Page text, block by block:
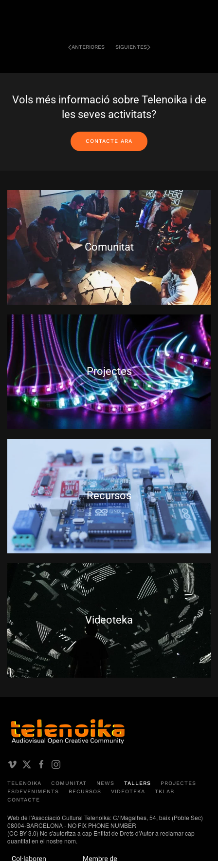
ANTERIORES SIGUIENTES
Vols més informació sobre Telenoika i de
les seves activitats?
CONTACTE ARA
Comunitat
Projectes
Recursos
Videoteka
TELENOIKA COMUNITAT NEWS TALLERS
PROJECTES
ESDEVENIMENTS
RECURSOS VIDEOTEKA
TKLAB
CONTACTE
Web de l'Associació Cultural Telenoika: C/ Magalhes, 54, baix (Poble Sec)
08004-BARCELONA - NO FIX PHONE NUMBER
(CC BY 3.0) No s'autoritza a cap Entitat de Drets d'Autor a reclamar cap
quantitat en el nostre nom.